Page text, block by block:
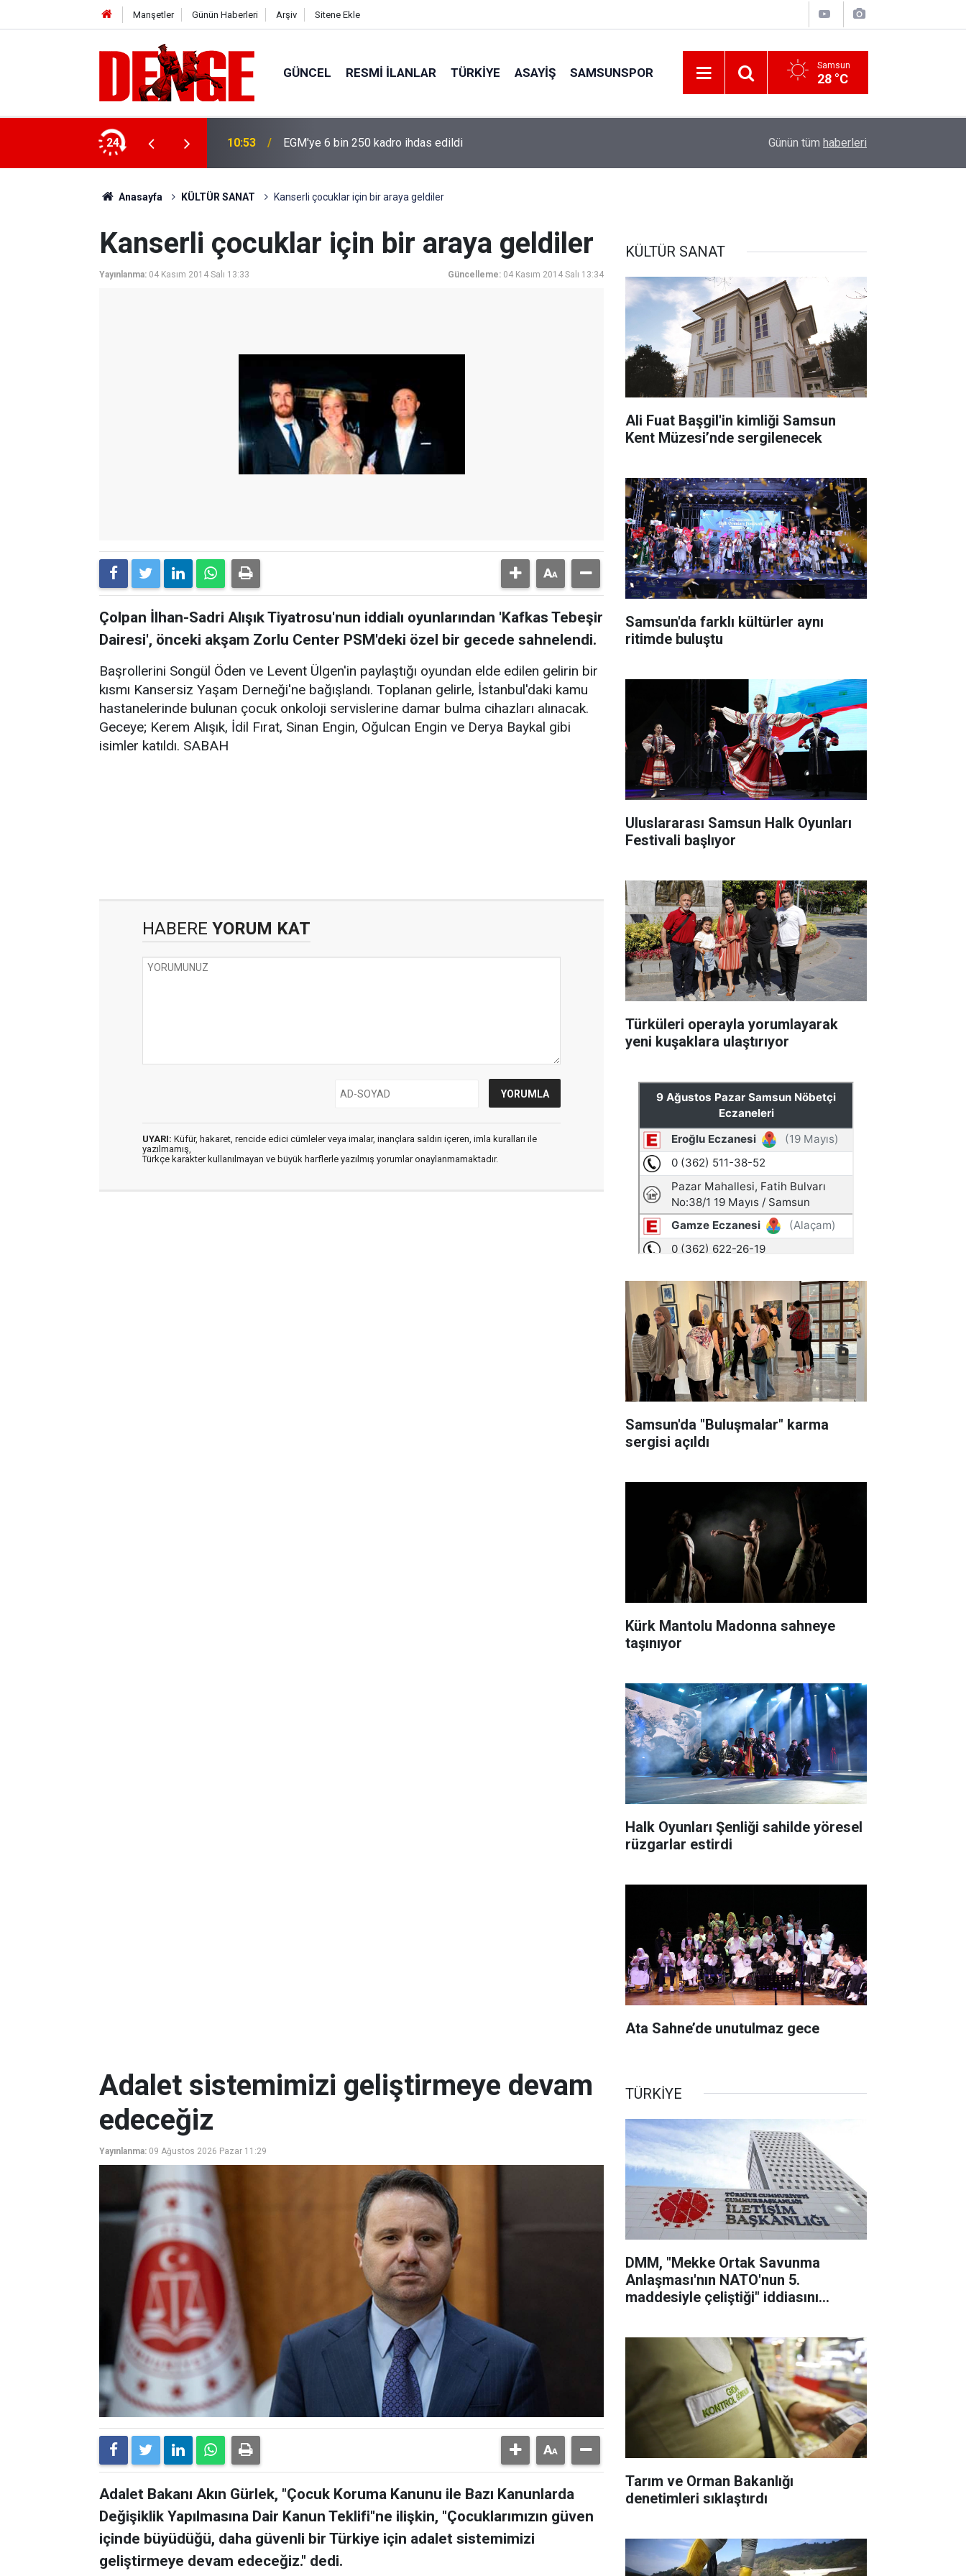
Manşetler Günün Haberleri Arşiv Sitene Ekle
GÜNCEL RESMI İLANLAR TÜRKİYE ASAYİŞ SAMSUNSPOR Samsun
28 °C
24 10:53 EGM'ye 6 bin 250 kadro ihdas edildi YKS tercih süreci sona eriyor
Günün tüm haberleri
Anasayfa KÜLTÜR SANAT Kanserli çocuklar için bir araya geldiler
Kanserli çocuklar için bir araya geldiler
Yayınlanma: 04 Kasım 2014 Salı 13:33 Güncelleme: 04 Kasım 2014 Salı 13:34
Çolpan İlhan-Sadri Alışık Tiyatrosu'nun iddialı oyunlarından 'Kafkas Tebeşir
Dairesi', önceki akşam Zorlu Center PSM'deki özel bir gecede sahnelendi.
Başrollerini Songül Öden ve Levent Ülgen'in paylaştığı oyundan elde edilen gelirin bir
kısmı Kansersiz Yaşam Derneği'ne bağışlandı. Toplanan gelirle, İstanbul'daki kamu
hastanelerinde bulunan çocuk onkoloji servislerine damar bulma cihazları alınacak.
Geceye; Kerem Alışık, İdil Fırat, Sinan Engin, Oğulcan Engin ve Derya Baykal gibi
isimler katıldı. SABAH
HABERE YORUM KAT
UYARI: Küfür, hakaret, rencide edici cümleler veya imalar, inançlara saldırı içeren, imla kuralları ile
yazılmamış,
Türkçe karakter kullanılmayan ve büyük harflerle yazılmış yorumlar onaylanmamaktadır.
KÜLTÜR SANAT
Ali Fuat Başgil'in kimliği Samsun
Kent Müzesi’nde sergilenecek
Samsun'da farklı kültürler aynı
ritimde buluştu
Uluslararası Samsun Halk Oyunları
Festivali başlıyor
Türküleri operayla yorumlayarak
yeni kuşaklara ulaştırıyor
Samsun'da "Buluşmalar" karma
sergisi açıldı
Kürk Mantolu Madonna sahneye
taşınıyor
Halk Oyunları Şenliği sahilde yöresel
rüzgarlar estirdi
Ata Sahne’de unutulmaz gece
Adalet sistemimizi geliştirmeye devam
edeceğiz
Yayınlanma: 09 Ağustos 2026 Pazar 11:29
Adalet Bakanı Akın Gürlek, "Çocuk Koruma Kanunu ile Bazı Kanunlarda
Değişiklik Yapılmasına Dair Kanun Teklifi"ne ilişkin, "Çocuklarımızın güven
içinde büyüdüğü, daha güvenli bir Türkiye için adalet sistemimizi
geliştirmeye devam edeceğiz." dedi.
TÜRKİYE
DMM, "Mekke Ortak Savunma
Anlaşması'nın NATO'nun 5.
maddesiyle çeliştiği" iddiasını
Tarım ve Orman Bakanlığı
denetimleri sıklaştırdı